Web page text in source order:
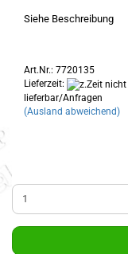
Siehe Beschreibung
Art.Nr.: 7720135
Lieferzeit:
lieferbar/Anfragen
(Ausland abweichend)